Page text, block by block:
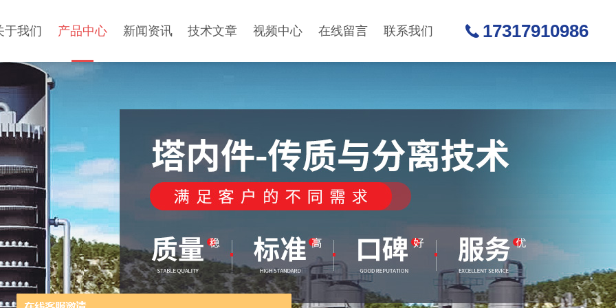
于我们 产品中心 新闻资讯 技术文章 视频中心 在线留言 联系我们 17317910986